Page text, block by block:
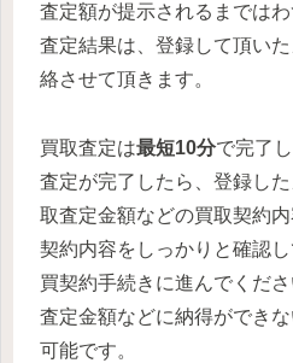
査定額が提示されるまではわ
査定結果は、登録して頂い
絡させて頂きます。
買取査定は最短10分で完了し
査定が完了したら、登録し
取査定金額などの買取契約内
契約内容をしっかりと確認
買契約手続きに進んでくださ
査定金額などに納得ができ
可能です。